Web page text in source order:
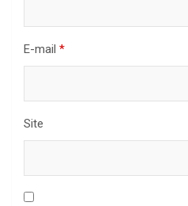
E-mail *
Site